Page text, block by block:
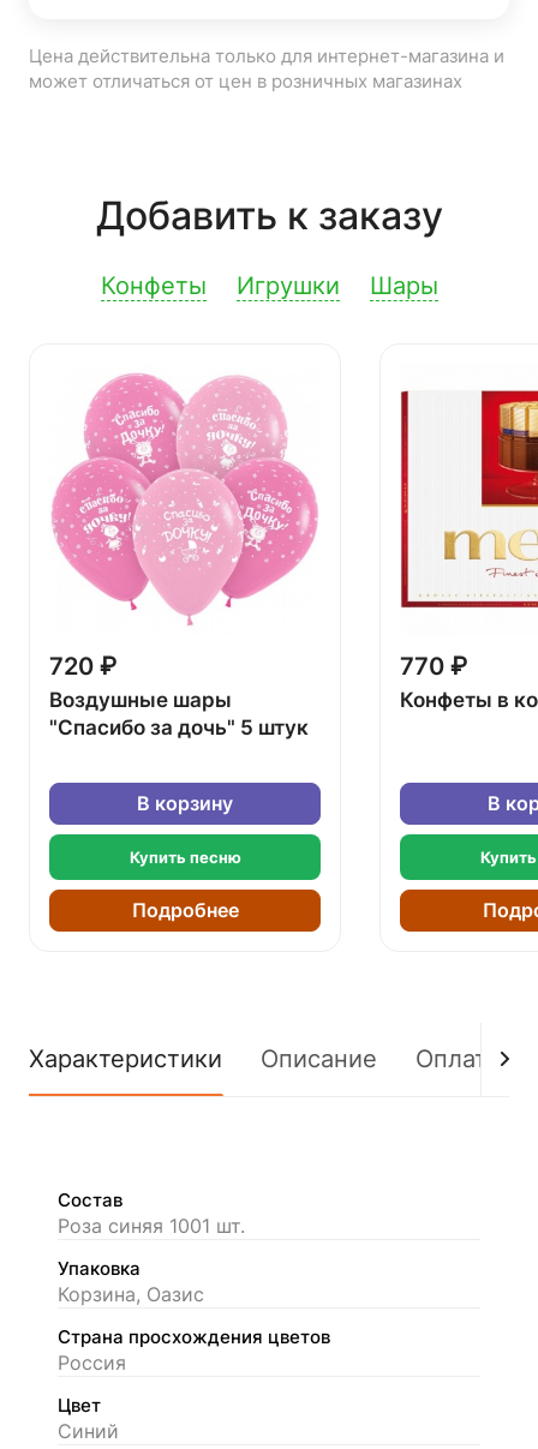
Цена действительна только для интернет-магазина и
может отличаться от цен в розничных магазинах
Добавить к заказу
Конфеты Игрушки Шары
720 ₽
Воздушные шары
"Спасибо за дочь" 5 штук
В корзину
Купить песню
Подробнее
770 ₽
Конфеты в
В
Характеристики Описание Оплата
Состав
Роза синяя 1001 шт.
Упаковка
Корзина, Оазис
Страна просхождения цветов
Россия
Цвет
Синий